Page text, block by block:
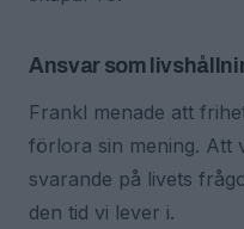
Ansvar som
Frankl menade att
förlora sin mening. Att
svarande på livets
den tid vi lever i.